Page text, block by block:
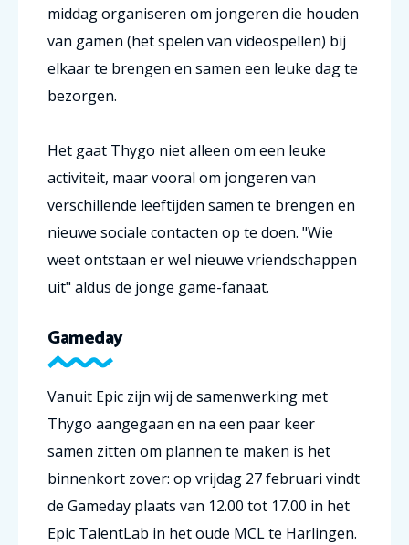
middag organiseren om jongeren die houden
van gamen (het spelen van videospellen) bij
elkaar te brengen en samen een leuke dag te
bezorgen.
Het gaat Thygo niet alleen om een leuke
activiteit, maar vooral om jongeren van
verschillende leeftijden samen te brengen en
nieuwe sociale contacten op te doen. "Wie
weet ontstaan er wel nieuwe vriendschappen
uit" aldus de jonge game-fanaat.
Gameday
Vanuit Epic zijn wij de samenwerking met
Thygo aangegaan en na een paar keer
samen zitten om plannen te maken is het
binnenkort zover: op vrijdag 27 februari vindt
de Gameday plaats van 12.00 tot 17.00 in het
Epic TalentLab in het oude MCL te Harlingen.